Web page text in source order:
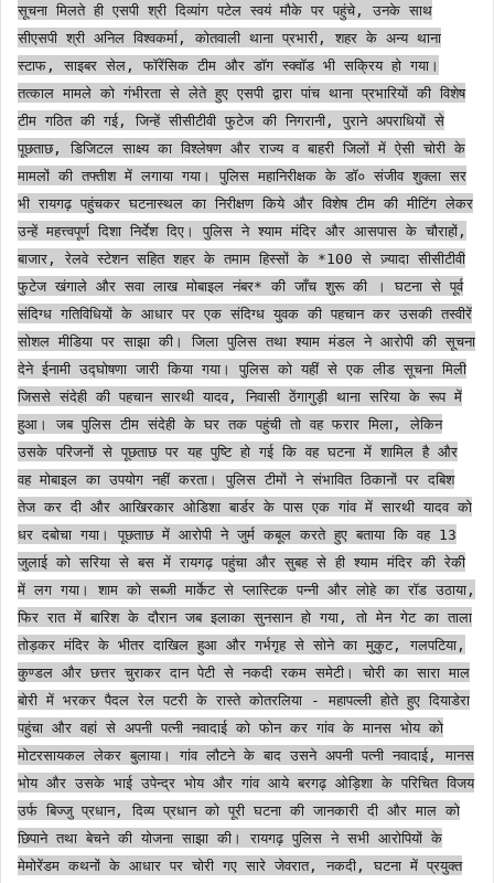
सूचना मिलते ही एसपी श्री दिव्यांग पटेल स्वयं मौके पर पहुंचे, उनके साथ
सीएसपी श्री अनिल विश्वकर्मा, कोतवाली थाना प्रभारी, शहर के अन्य थाना
स्टाफ, साइबर सेल, फॉरेंसिक टीम और डॉग स्क्वॉड भी सक्रिय हो गया।
तत्काल मामले को गंभीरता से लेते हुए एसपी द्वारा पांच थाना प्रभारियों की विशेष
टीम गठित की गई, जिन्हें सीसीटीवी फुटेज की निगरानी, पुराने अपराधियों से
पूछताछ, डिजिटल साक्ष्य का विश्लेषण और राज्य व बाहरी जिलों में ऐसी चोरी के
मामलों की तफ्तीश में लगाया गया। पुलिस महानिरीक्षक के डॉ० संजीव शुक्ला सर
भी रायगढ़ पहुंचकर घटनास्थल का निरीक्षण किये और विशेष टीम की मीटिंग लेकर
उन्हें महत्त्वपूर्ण दिशा निर्देश दिए। पुलिस ने श्याम मंदिर और आसपास के चौराहों,
बाजार, रेलवे स्टेशन सहित शहर के तमाम हिस्सों के *100 से ज़्यादा सीसीटीवी
फुटेज खंगाले और सवा लाख मोबाइल नंबर* की जाँच शुरू की । घटना से पूर्व
संदिग्ध गतिविधियों के आधार पर एक संदिग्ध युवक की पहचान कर उसकी तस्वीरें
सोशल मीडिया पर साझा की। जिला पुलिस तथा श्याम मंडल ने आरोपी की सूचना
देने ईनामी उद्घोषणा जारी किया गया। पुलिस को यहीं से एक लीड सूचना मिली
जिससे संदेही की पहचान सारथी यादव, निवासी ठेंगागुड़ी थाना सरिया के रूप में
हुआ। जब पुलिस टीम संदेही के घर तक पहुंची तो वह फरार मिला, लेकिन
उसके परिजनों से पूछताछ पर यह पुष्टि हो गई कि वह घटना में शामिल है और
वह मोबाइल का उपयोग नहीं करता। पुलिस टीमों ने संभावित ठिकानों पर दबिश
तेज कर दी और आखिरकार ओडिशा बार्डर के पास एक गांव में सारथी यादव को
धर दबोचा गया। पूछताछ में आरोपी ने जुर्म कबूल करते हुए बताया कि वह 13
जुलाई को सरिया से बस में रायगढ़ पहुंचा और सुबह से ही श्याम मंदिर की रेकी
में लग गया। शाम को सब्जी मार्केट से प्लास्टिक पन्नी और लोहे का रॉड उठाया,
फिर रात में बारिश के दौरान जब इलाका सुनसान हो गया, तो मेन गेट का ताला
तोड़कर मंदिर के भीतर दाखिल हुआ और गर्भगृह से सोने का मुकुट, गलपटिया,
कुण्डल और छत्तर चुराकर दान पेटी से नकदी रकम समेटी। चोरी का सारा माल
बोरी में भरकर पैदल रेल पटरी के रास्ते कोतरलिया - महापल्ली होते हुए दियाडेरा
पहुंचा और वहां से अपनी पत्नी नवादाई को फोन कर गांव के मानस भोय को
मोटरसायकल लेकर बुलाया। गांव लौटने के बाद उसने अपनी पत्नी नवादाई, मानस
भोय और उसके भाई उपेन्द्र भोय और गांव आये बरगढ़ ओड़िशा के परिचित विजय
उर्फ बिज्जु प्रधान, दिव्य प्रधान को पूरी घटना की जानकारी दी और माल को
छिपाने तथा बेचने की योजना साझा की। रायगढ़ पुलिस ने सभी आरोपियों के
मेमोरेंडम कथनों के आधार पर चोरी गए सारे जेवरात, नकदी, घटना में प्रयुक्त